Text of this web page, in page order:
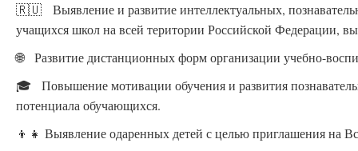
🇷🇺 Выявление и развитие интеллектуальных,
учащихся школ на всей територии Российской Федерации,
🌐 Развитие дистанционных форм организации учебно-
🎓 Повышение мотивации обучения и развития
потенциала обучающихся.
👦👧 Выявление одаренных детей с целью приглашения на